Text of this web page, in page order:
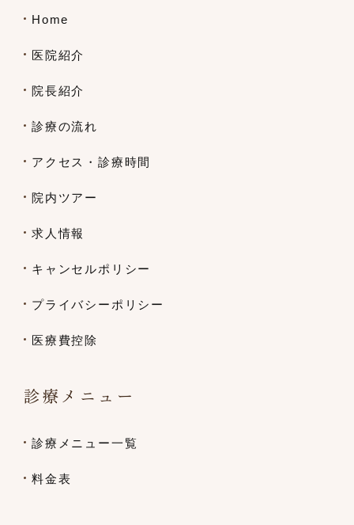
Home
医院紹介
院長紹介
診療の流れ
アクセス・診療時間
院内ツアー
求人情報
キャンセルポリシー
プライバシーポリシー
医療費控除
診療メニュー
診療メニュー一覧
料金表